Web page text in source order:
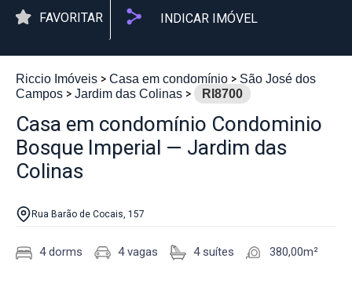
FAVORITAR INDICAR IMÓVEL
Riccio Imóveis Casa em condomínio
São José dos
Campos
Jardim das Colinas RI8700
Casa em condomínio Condominio
Bosque Imperial — Jardim das
Colinas
Rua Barão de Cocais, 157
4 dorms 4 vagas 4 suítes 380,00m²